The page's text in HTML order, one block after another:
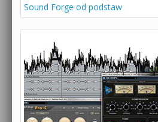
Sound Forge od podstaw